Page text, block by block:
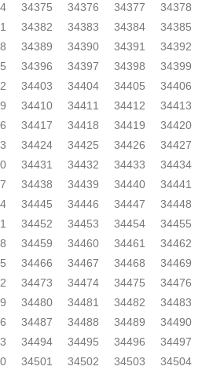
34375 34376 34377
34378
34382 34383 34384
34385
34389 34390 34391
34392
34396 34397 34398
34399
34403 34404 34405
34406
34410 34411 34412
34413
34417 34418 34419
34420
34424 34425 34426
34427
34431 34432 34433
34434
34438 34439 34440
34441
34445 34446 34447
34448
34452 34453 34454
34455
34459 34460 34461
34462
34466 34467 34468
34469
34473 34474 34475
34476
34480 34481 34482
34483
34487 34488 34489
34490
34494 34495 34496
34497
34501 34502 34503
34504